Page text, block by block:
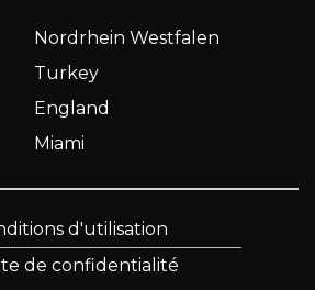
Nordrhein Westfalen
Turkey
England
Miami
d'utilisation
de confidentialité